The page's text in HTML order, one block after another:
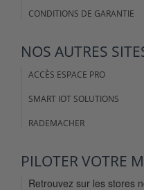
CONDITIONS DE GARANTIE
NOS AUTRES
ACCÈS ESPACE PRO
SMART IOT SOLUTIONS
RADEMACHER
PILOTER VOTRE
Retrouvez sur les stores